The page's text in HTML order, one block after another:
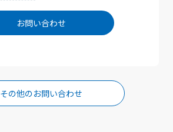
お問い合わせ
その他のお問い合わせ